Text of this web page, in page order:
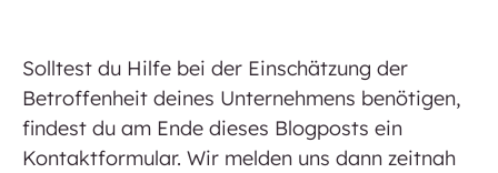
Solltest du Hilfe bei der Einschätzung der
Betroffenheit deines Unternehmens benötigen,
findest du am Ende dieses Blogposts ein
Kontaktformular. Wir melden uns dann zeitnah